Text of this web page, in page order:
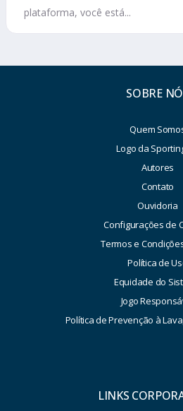
plataforma, você está...
SOBRE
Quem
Logo da
Autores
Contato
Ouvidoria
Configurações de
Termos e
Política de
Equidade do
Jogo
Política de Prevenção à
LINKS